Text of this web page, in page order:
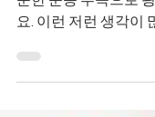
준한 운동 부족으로
요. 이런 저런 생각이
을 갔죠. 그러던 중